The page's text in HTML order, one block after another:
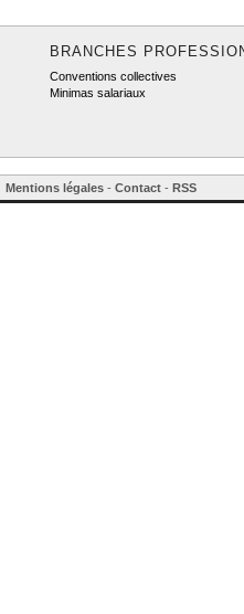
BRANCHES
Conventions collectives
Minimas salariaux
Mentions légales - Contact - RSS